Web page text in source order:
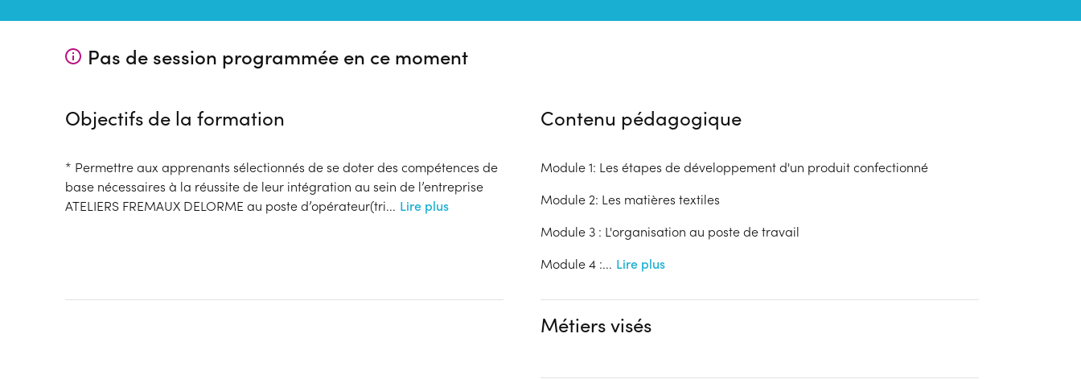
Pas de session programmée en ce moment
Objectifs de la formation
* Permettre aux apprenants sélectionnés de se doter des compétences de
base nécessaires à la réussite de leur intégration au sein de l’entreprise
ATELIERS FREMAUX DELORME au poste d’opérateur(tri... Lire plus
Contenu pédagogique
Module 1: Les étapes de développement d'un produit confectionné
Module 2: Les matières textiles
Module 3 : L'organisation au poste de travail
Module 4 :... Lire plus
Métiers visés